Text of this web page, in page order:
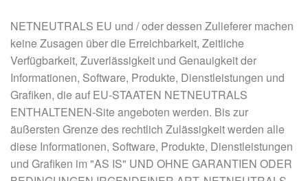
NETNEUTRALS EU und / oder dessen Zulieferer machen
keine Zusagen über die Erreichbarkeit, Zeitliche
Verfügbarkeit, Zuverlässigkeit und Genauigkeit der
Informationen, Software, Produkte, Dienstleistungen und
Grafiken, die auf EU-STAATEN NETNEUTRALS
ENTHALTENEN-Site angeboten werden. Bis zur
äußersten Grenze des rechtlich Zulässigkeit werden alle
diese Informationen, Software, Produkte, Dienstleistungen
und Grafiken im "AS IS" UND OHNE GARANTIEN ODER